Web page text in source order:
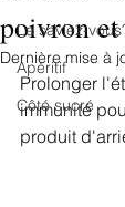
Le saviez-
Apéritif
Côté sucré
poivron et
Dernière mise à
Prolonger
immunité
produit